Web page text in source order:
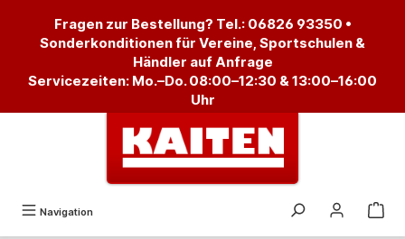
Fragen zur Bestellung? Tel.: 06826 93350 •
Sonderkonditionen für Vereine, Sportschulen &
Händler auf Anfrage
Servicezeiten: Mo.–Do. 08:00–12:30 & 13:00–16:00
Uhr
Navigation